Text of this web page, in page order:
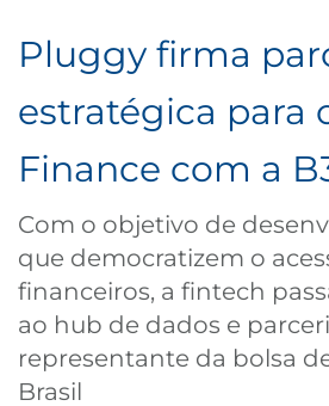
Soluções
Regulação
B3
Pluggy firma
estratégica para
Finance com a
Com o objetivo de
que democratizem o
financeiros, a fintech
ao hub de dados e
representante da bolsa
Brasil